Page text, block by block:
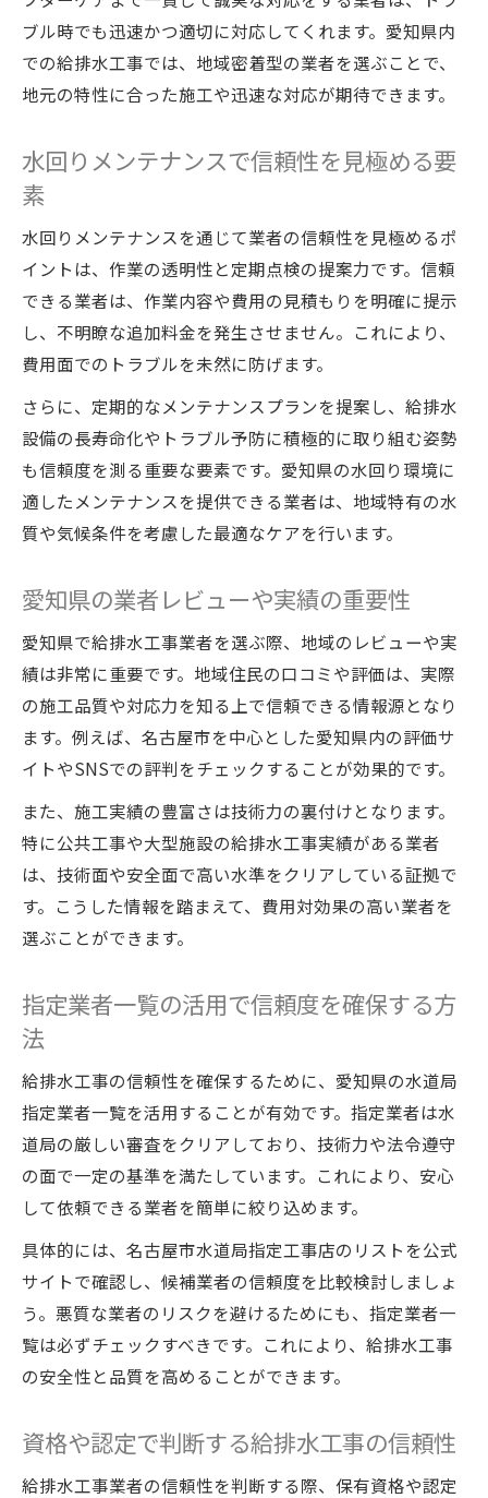
ブル時でも迅速かつ適切に対応してくれます。愛知県内
での給排水工事では、地域密着型の業者を選ぶことで、
地元の特性に合った施工や迅速な対応が期待できます。
水回りメンテナンスで信頼性を見極める要
素
水回りメンテナンスを通じて業者の信頼性を見極めるポ
イントは、作業の透明性と定期点検の提案力です。信頼
できる業者は、作業内容や費用の見積もりを明確に提示
し、不明瞭な追加料金を発生させません。これにより、
費用面でのトラブルを未然に防げます。
さらに、定期的なメンテナンスプランを提案し、給排水
設備の長寿命化やトラブル予防に積極的に取り組む姿勢
も信頼度を測る重要な要素です。愛知県の水回り環境に
適したメンテナンスを提供できる業者は、地域特有の水
質や気候条件を考慮した最適なケアを行います。
愛知県の業者レビューや実績の重要性
愛知県で給排水工事業者を選ぶ際、地域のレビューや実
績は非常に重要です。地域住民の口コミや評価は、実際
の施工品質や対応力を知る上で信頼できる情報源となり
ます。例えば、名古屋市を中心とした愛知県内の評価サ
イトやSNSでの評判をチェックすることが効果的です。
また、施工実績の豊富さは技術力の裏付けとなります。
特に公共工事や大型施設の給排水工事実績がある業者
は、技術面や安全面で高い水準をクリアしている証拠で
す。こうした情報を踏まえて、費用対効果の高い業者を
選ぶことができます。
指定業者一覧の活用で信頼度を確保する方
法
給排水工事の信頼性を確保するために、愛知県の水道局
指定業者一覧を活用することが有効です。指定業者は水
道局の厳しい審査をクリアしており、技術力や法令遵守
の面で一定の基準を満たしています。これにより、安心
して依頼できる業者を簡単に絞り込めます。
具体的には、名古屋市水道局指定工事店のリストを公式
サイトで確認し、候補業者の信頼度を比較検討しましょ
う。悪質な業者のリスクを避けるためにも、指定業者一
覧は必ずチェックすべきです。これにより、給排水工事
の安全性と品質を高めることができます。
資格や認定で判断する給排水工事の信頼性
給排水工事業者の信頼性を判断する際、保有資格や認定